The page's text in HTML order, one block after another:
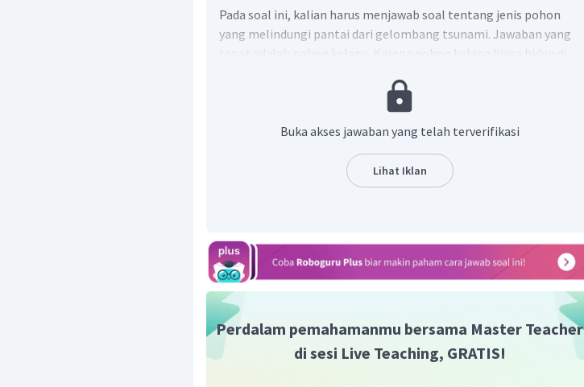
Pada soal ini, kalian harus menjawab soal tentang jenis pohon
yang melindungi pantai dari gelombang tsunami. Jawaban yang
tepat adalah pohon kelapa. Karena pohon kelapa biasa hidup di
Buka akses jawaban yang telah terverifikasi
Lihat Iklan
Perdalam pemahamanmu bersama Master Teacher
di sesi Live Teaching, GRATIS!